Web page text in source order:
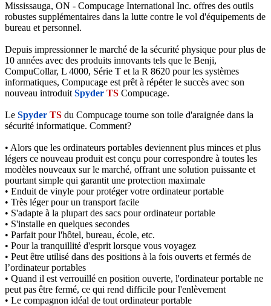
Mississauga, ON - Compucage International Inc. offres des outils
robustes supplémentaires dans la lutte contre le vol d'équipements de
bureau et personnel.
Depuis impressionner le marché de la sécurité physique pour plus de
10 années avec des produits innovants tels que le Benji,
CompuCollar, L 4000, Série T et la R 8620 pour les systèmes
informatiques, Compucage est prêt à répéter le succès avec son
nouveau introduit Spyder TS Compucage.
Le Spyder TS du Compucage tourne son toile d'araignée dans la
sécurité informatique. Comment?
• Alors que les ordinateurs portables deviennent plus minces et plus
légers ce nouveau produit est conçu pour correspondre à toutes les
modèles nouveaux sur le marché, offrant une solution puissante et
pourtant simple qui garantit une protection maximale
• Enduit de vinyle pour protéger votre ordinateur portable
• Très léger pour un transport facile
• S'adapte à la plupart des sacs pour ordinateur portable
• S'installe en quelques secondes
• Parfait pour l'hôtel, bureau, école, etc.
• Pour la tranquillité d'esprit lorsque vous voyagez
• Peut être utilisé dans des positions à la fois ouverts et fermés de
l’ordinateur portables
• Quand il est verrouillé en position ouverte, l'ordinateur portable ne
peut pas être fermé, ce qui rend difficile pour l'enlèvement
• Le compagnon idéal de tout ordinateur portable